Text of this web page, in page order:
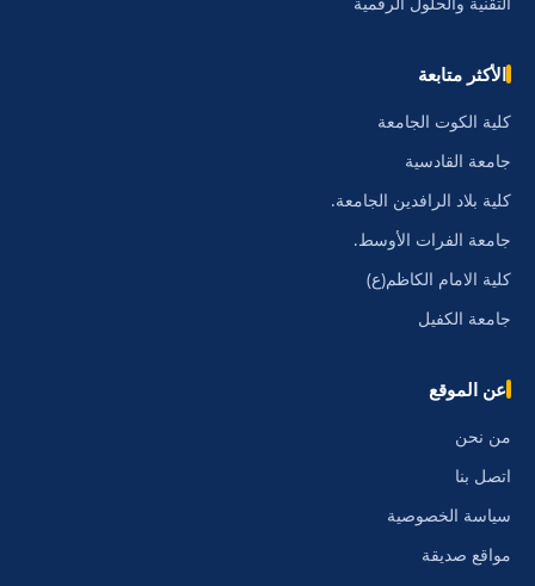
الأكثر متابعة
كلية الكوت الجامعة
جامعة القادسية
كلية بلاد الرافدين الجامعة.
جامعة الفرات الأوسط.
كلية الامام الكاظم(ع)
جامعة الكفيل
عن الموقع
من نحن
اتصل بنا
سياسة الخصوصية
مواقع صديقة